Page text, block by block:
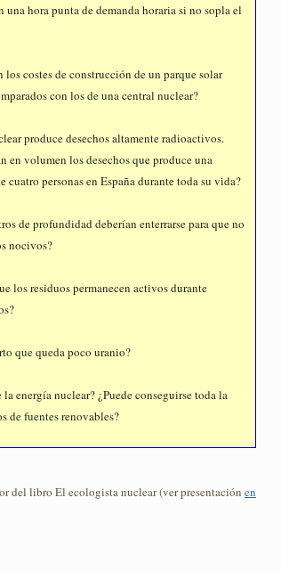
una hora punta de demanda horaria si no sopla el
los costes de construcción de un parque solar
con los de una central nuclear?
produce desechos altamente radioactivos.
en volumen los desechos que produce una
cuatro personas en España durante toda su vida?
de profundidad deberían enterrarse para que no
nocivos?
los residuos permanecen activos durante
que queda poco uranio?
la energía nuclear? ¿Puede conseguirse toda la
de fuentes renovables?
del libro El ecologista nuclear (ver presentación en